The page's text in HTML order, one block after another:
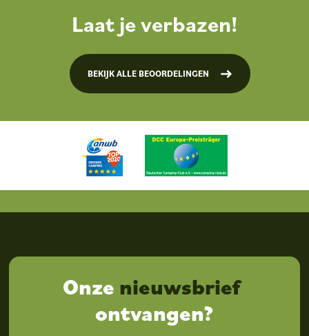
Laat je verbazen!
BEKIJK ALLE BEOORDELINGEN
Onze nieuwsbrief
ontvangen?